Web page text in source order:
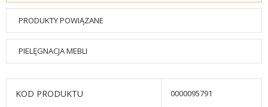
PRODUKTY POWIĄZANE
PIELĘGNACJA MEBLI
KOD PRODUKTU 0000095791